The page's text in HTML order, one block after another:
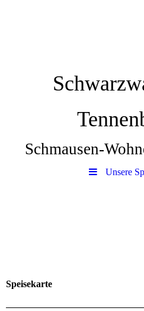
Schmausen-
Unsere
Speisekarte